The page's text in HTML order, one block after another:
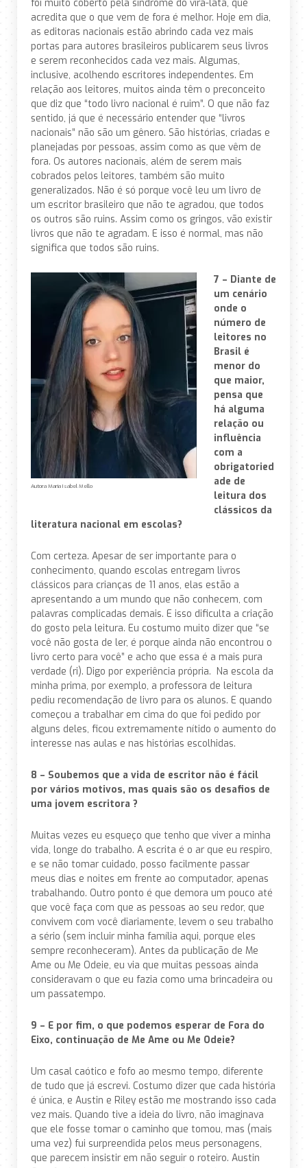
foi muito coberto pela síndrome do vira-lata, que
acredita que o que vem de fora é melhor. Hoje em dia,
as editoras nacionais estão abrindo cada vez mais
portas para autores brasileiros publicarem seus livros
e serem reconhecidos cada vez mais. Algumas,
inclusive, acolhendo escritores independentes. Em
relação aos leitores, muitos ainda têm o preconceito
que diz que “todo livro nacional é ruim”. O que não faz
sentido, já que é necessário entender que “livros
nacionais” não são um gênero. São histórias, criadas e
planejadas por pessoas, assim como as que vêm de
fora. Os autores nacionais, além de serem mais
cobrados pelos leitores, também são muito
generalizados. Não é só porque você leu um livro de
um escritor brasileiro que não te agradou, que todos
os outros são ruins. Assim como os gringos, vão existir
livros que não te agradam. E isso é normal, mas não
significa que todos são ruins.
Autora Maria Isabel Mello
7 – Diante de
um cenário
onde o
número de
leitores no
Brasil é
menor do
que maior,
pensa que
há alguma
relação ou
influência
com a
obrigatoried
ade de
leitura dos
clássicos da
literatura nacional em escolas?
Com certeza. Apesar de ser importante para o
conhecimento, quando escolas entregam livros
clássicos para crianças de 11 anos, elas estão a
apresentando a um mundo que não conhecem, com
palavras complicadas demais. E isso dificulta a criação
do gosto pela leitura. Eu costumo muito dizer que “se
você não gosta de ler, é porque ainda não encontrou o
livro certo para você” e acho que essa é a mais pura
verdade (ri). Digo por experiência própria. Na escola da
minha prima, por exemplo, a professora de leitura
pediu recomendação de livro para os alunos. E quando
começou a trabalhar em cima do que foi pedido por
alguns deles, ficou extremamente nítido o aumento do
interesse nas aulas e nas histórias escolhidas.
8 – Soubemos que a vida de escritor não é fácil
por vários motivos, mas quais são os desafios de
uma jovem escritora ?
Muitas vezes eu esqueço que tenho que viver a minha
vida, longe do trabalho. A escrita é o ar que eu respiro,
e se não tomar cuidado, posso facilmente passar
meus dias e noites em frente ao computador, apenas
trabalhando. Outro ponto é que demora um pouco até
que você faça com que as pessoas ao seu redor, que
convivem com você diariamente, levem o seu trabalho
a sério (sem incluir minha família aqui, porque eles
sempre reconheceram). Antes da publicação de Me
Ame ou Me Odeie, eu via que muitas pessoas ainda
consideravam o que eu fazia como uma brincadeira ou
um passatempo.
9 – E por fim, o que podemos esperar de Fora do
Eixo, continuação de Me Ame ou Me Odeie?
Um casal caótico e fofo ao mesmo tempo, diferente
de tudo que já escrevi. Costumo dizer que cada história
é única, e Austin e Riley estão me mostrando isso cada
vez mais. Quando tive a ideia do livro, não imaginava
que ele fosse tomar o caminho que tomou, mas (mais
uma vez) fui surpreendida pelos meus personagens,
que parecem insistir em não seguir o roteiro. Austin